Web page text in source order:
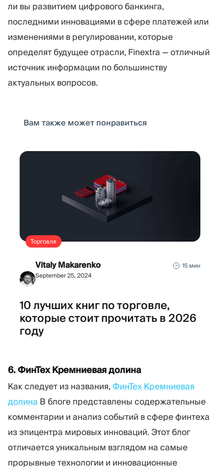
ли вы развитием цифрового банкинга,
последними инновациями в сфере платежей или
изменениями в регулировании, которые
определят будущее отрасли, Finextra — отличный
источник информации по большинству
актуальных вопросов.
Вам также может понравиться
Торговля
Vitaly Makarenko
September 25, 2024
15 мин
10 лучших книг по торговле,
которые стоит прочитать в 2026
году
6. ФинТех Кремниевая долина
Как следует из названия, ФинТех Кремниевая
долина В блоге представлены содержательные
комментарии и анализ событий в сфере финтеха
из эпицентра мировых инноваций. Этот блог
отличается уникальным взглядом на самые
прорывные технологии и инновационные